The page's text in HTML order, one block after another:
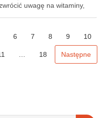
uwagę na witaminy,
6 7 8 9 10
18 Następne